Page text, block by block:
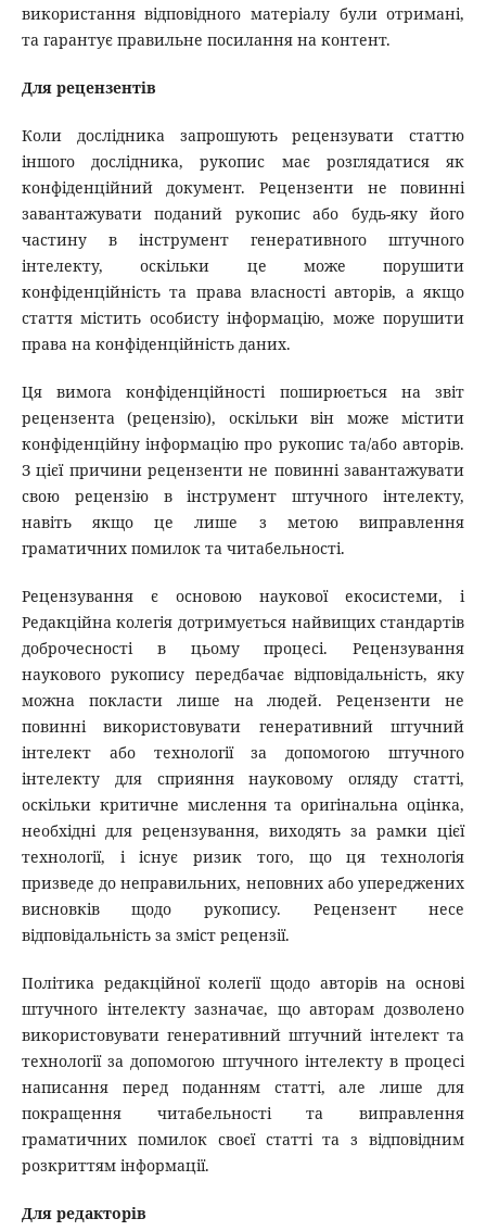
використання відповідного матеріалу були отримані,
та гарантує правильне посилання на контент.
Для рецензентів
Коли дослідника запрошують рецензувати статтю
іншого дослідника, рукопис має розглядатися як
конфіденційний документ. Рецензенти не повинні
завантажувати поданий рукопис або будь-яку його
частину в інструмент генеративного штучного
інтелекту, оскільки це може порушити
конфіденційність та права власності авторів, а якщо
стаття містить особисту інформацію, може порушити
права на конфіденційність даних.
Ця вимога конфіденційності поширюється на звіт
рецензента (рецензію), оскільки він може містити
конфіденційну інформацію про рукопис та/або авторів.
З цієї причини рецензенти не повинні завантажувати
свою рецензію в інструмент штучного інтелекту,
навіть якщо це лише з метою виправлення
граматичних помилок та читабельності.
Рецензування є основою наукової екосистеми, і
Редакційна колегія дотримується найвищих стандартів
доброчесності в цьому процесі. Рецензування
наукового рукопису передбачає відповідальність, яку
можна покласти лише на людей. Рецензенти не
повинні використовувати генеративний штучний
інтелект або технології за допомогою штучного
інтелекту для сприяння науковому огляду статті,
оскільки критичне мислення та оригінальна оцінка,
необхідні для рецензування, виходять за рамки цієї
технології, і існує ризик того, що ця технологія
призведе до неправильних, неповних або упереджених
висновків щодо рукопису. Рецензент несе
відповідальність за зміст рецензії.
Політика редакційної колегії щодо авторів на основі
штучного інтелекту зазначає, що авторам дозволено
використовувати генеративний штучний інтелект та
технології за допомогою штучного інтелекту в процесі
написання перед поданням статті, але лише для
покращення читабельності та виправлення
граматичних помилок своєї статті та з відповідним
розкриттям інформації.
Для редакторів